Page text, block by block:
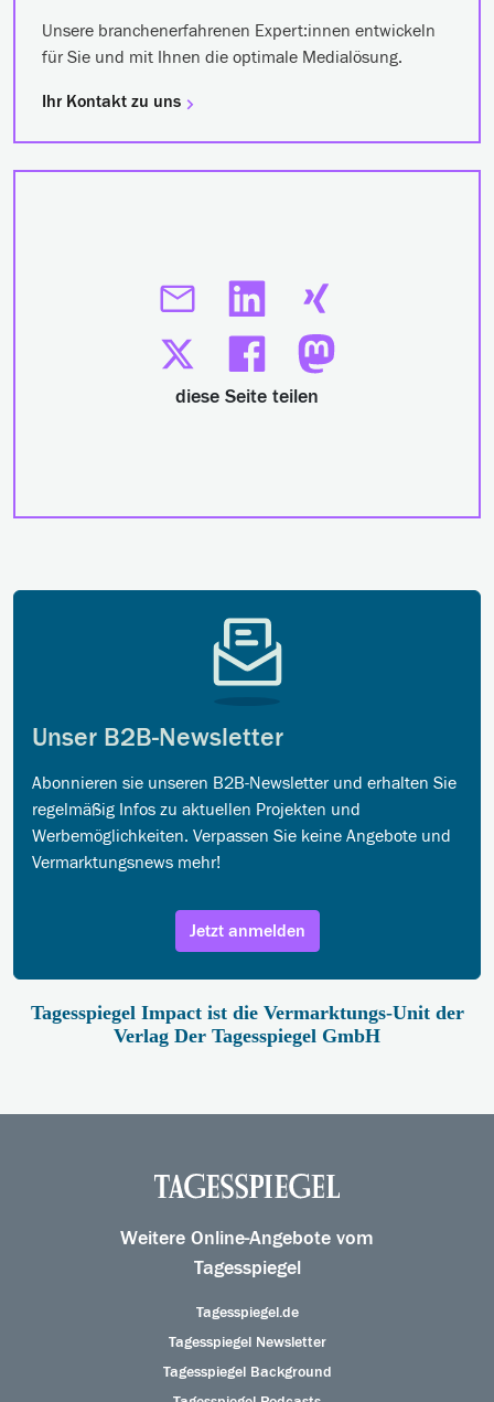
Unsere branchenerfahrenen Expert:innen entwickeln
für Sie und mit Ihnen die optimale Medialösung.
Ihr Kontakt zu uns
diese Seite teilen
Unser B2B-Newsletter
Abonnieren sie unseren B2B-Newsletter und erhalten Sie
regelmäßig Infos zu aktuellen Projekten und
Werbemöglichkeiten. Verpassen Sie keine Angebote und
Vermarktungsnews mehr!
Jetzt anmelden
Tagesspiegel Impact ist die Vermarktungs-Unit der
Verlag Der Tagesspiegel GmbH
Weitere Online-Angebote vom
Tagesspiegel
Tagesspiegel.de
Tagesspiegel Newsletter
Tagesspiegel Background